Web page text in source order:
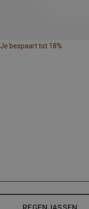
Je bespaart tot 18%